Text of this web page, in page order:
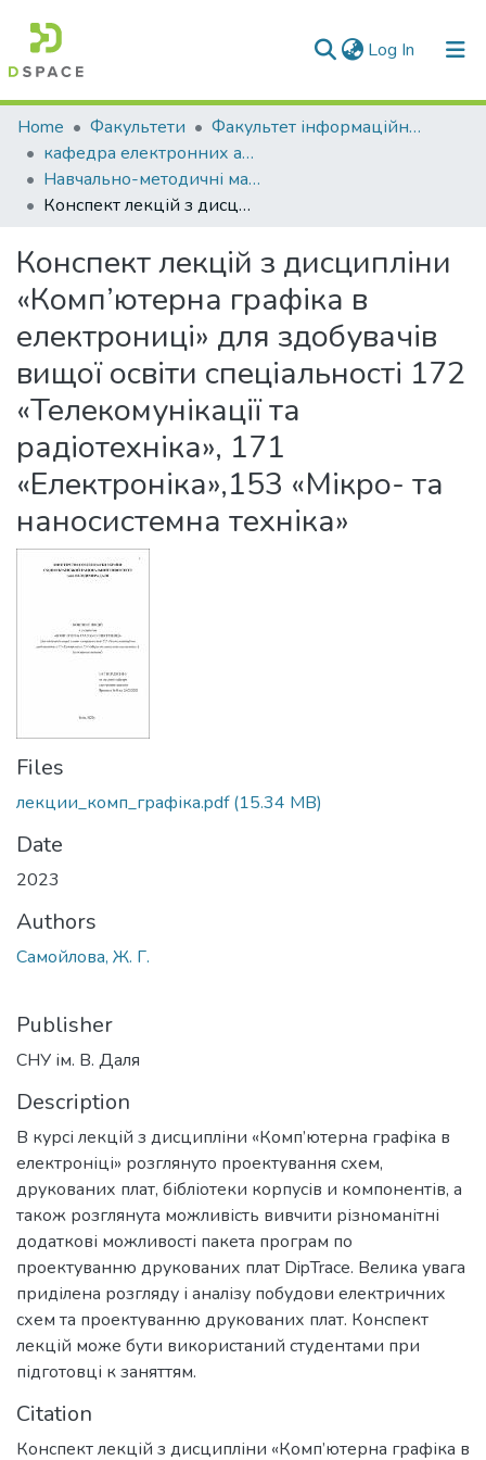
Log In (current)
Communities & Collections
All of DSpace
Statistics
Home Факультети
Факультет інформаційних технологій та електроніки
кафедра електронних апаратів
Навчально-методичні матеріали (КЕА)
Конспект лекцій з дисципліни «Комп’ютерна графіка в електрониці» для здобувачів вищої освіти спеціальності 172 «Телекомунікації та радіотехніка», 171 «Електроніка»,153 «Мікро- та наносистемна техніка»
Конспект лекцій з дисципліни
«Комп’ютерна графіка в
електрониці» для здобувачів
вищої освіти спеціальності 172
«Телекомунікації та
радіотехніка», 171
«Електроніка»,153 «Мікро- та
наносистемна техніка»
Files
лекции_комп_графіка.pdf(15.34 MB)
Date
2023
Authors
Самойлова, Ж. Г.
Publisher
СНУ ім. В. Даля
Description
В курсі лекцій з дисципліни «Комп’ютерна графіка в
електроніці» розглянуто проектування схем,
друкованих плат, бібліотеки корпусів и компонентів, а
також розглянута можливість вивчити різноманітні
додаткові можливості пакета програм по
проектуванню друкованих плат DipTrace. Велика увага
приділена розгляду і аналізу побудови електричних
схем та проектуванню друкованих плат. Конспект
лекцій може бути використаний студентами при
підготовці к заняттям.
Citation
Конспект лекцій з дисципліни «Комп’ютерна графіка в